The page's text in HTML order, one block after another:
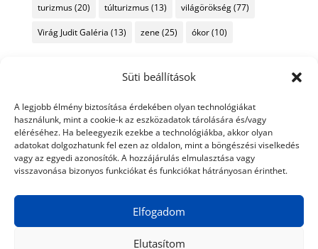
Süti beállítások
A legjobb élmény biztosítása érdekében olyan technológiákat
használunk, mint a cookie-k az eszközadatok tárolására és/vagy
eléréséhez. Ha beleegyezik ezekbe a technológiákba, akkor olyan
adatokat dolgozhatunk fel ezen az oldalon, mint a böngészési viselkedés
vagy az egyedi azonosítók. A hozzájárulás elmulasztása vagy
visszavonása bizonyos funkciókat és funkciókat hátrányosan érinthet.
Elfogadom
Elutasítom
turizmus(20) túlturizmus(13) világörökség(77)
Virág Judit Galéria (13) zene (25) ókor(10)